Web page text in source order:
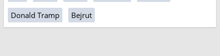
Donald Tramp Bejrut